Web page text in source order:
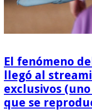
El fenómeno
llegó al
exclusivos
que se